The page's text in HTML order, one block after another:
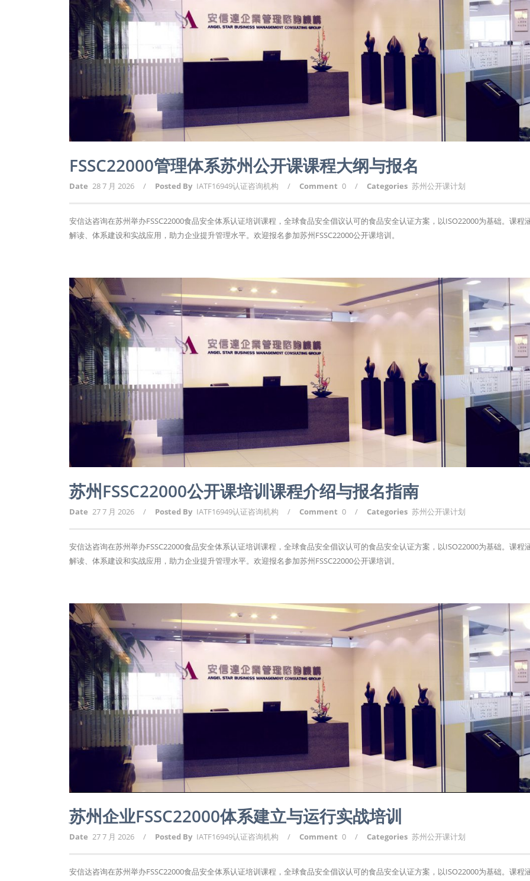
FSSC22000管理体系苏州公开课课程大纲与报名
Date 28 7 月 2026 / Posted By IATF16949认证咨询机构 / Comment 0 / Categories 苏州公开课计划
安信达咨询在苏州举办FSSC22000食品安全体系认证培训课程，全球食品安全倡议认可的食品安全认证方案，以ISO22000为基础。课程
解读、体系建设和实战应用，助力企业提升管理水平。欢迎报名参加苏州FSSC22000公开课培训。
苏州FSSC22000公开课培训课程介绍与报名指南
Date 27 7 月 2026 / Posted By IATF16949认证咨询机构 / Comment 0 / Categories 苏州公开课计划
安信达咨询在苏州举办FSSC22000食品安全体系认证培训课程，全球食品安全倡议认可的食品安全认证方案，以ISO22000为基础。课程
解读、体系建设和实战应用，助力企业提升管理水平。欢迎报名参加苏州FSSC22000公开课培训。
苏州企业FSSC22000体系建立与运行实战培训
Date 27 7 月 2026 / Posted By IATF16949认证咨询机构 / Comment 0 / Categories 苏州公开课计划
安信达咨询在苏州举办FSSC22000食品安全体系认证培训课程，全球食品安全倡议认可的食品安全认证方案，以ISO22000为基础。课程